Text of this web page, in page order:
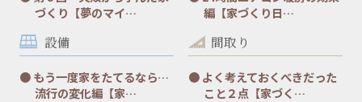
づくり【夢のマイ…
編【家づくり日…
設備
もう一度家をたてるなら…
流行の変化編【家…
間取り
よく考えておくべきだった
こと２点【家づく…